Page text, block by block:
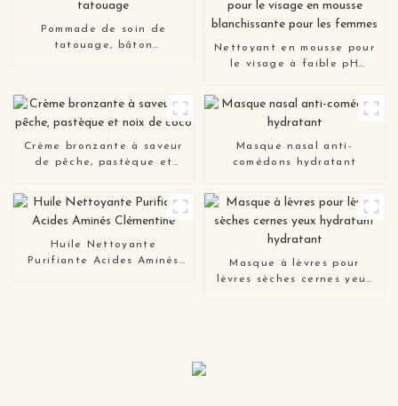
Pommade de soin de
tatouage, bâton
Nettoyant en mousse pour
le visage à faible pH
Sensitiveskin nettoyant
pour le visage en mousse
blanchissante pour les
femmes
Crème bronzante à saveur
de pêche, pastèque et
Masque nasal anti-
comédons hydratant
Huile Nettoyante
Purifiante Acides Aminés
Masque à lèvres pour
lèvres sèches cernes yeux